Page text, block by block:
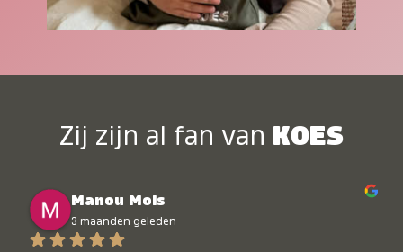
Zij zijn al fan van KOES
Manou Mols
3 maanden geleden